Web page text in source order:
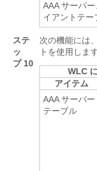
AAA サーバ
イアントテー
ステ
ッ
プ 10
次の機能には
トを使用します
WLC
アイテム
AAA サーバー
テーブル